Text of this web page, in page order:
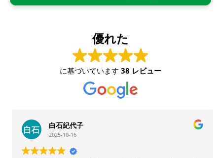
優れた
に基づいています 38 レビュー
白石紀代子
2025-10-16